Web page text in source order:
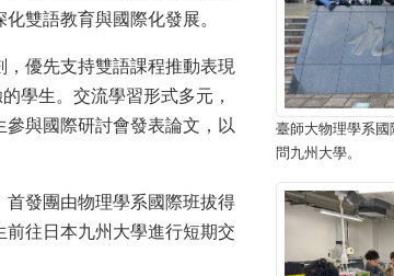
臺師大物理學系
問九州大學。
雙語教育與國際化發展。
優先支持雙語課程推動表現
學生。交流學習形式多元，
與國際研討會發表論文，以
發團由物理學系國際班拔得
往日本九州大學進行短期交